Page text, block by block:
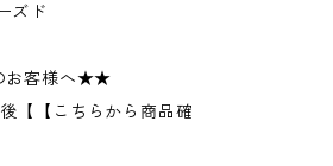
ズド
お客様へ★★
【【こちらから商品確